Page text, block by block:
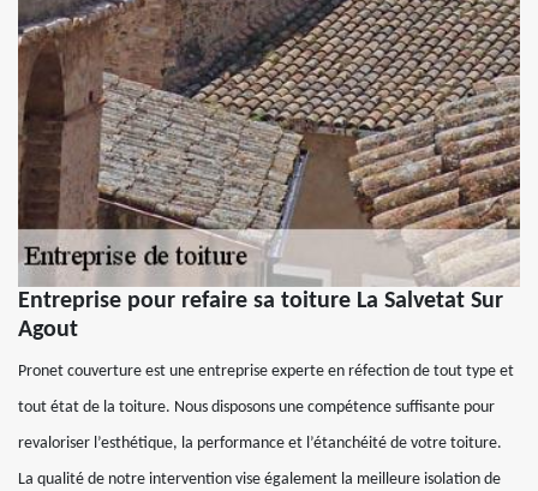
Entreprise pour refaire sa toiture La Salvetat Sur
Agout
Pronet couverture est une entreprise experte en réfection de tout type et
tout état de la toiture. Nous disposons une compétence suffisante pour
revaloriser l’esthétique, la performance et l’étanchéité de votre toiture.
La qualité de notre intervention vise également la meilleure isolation de